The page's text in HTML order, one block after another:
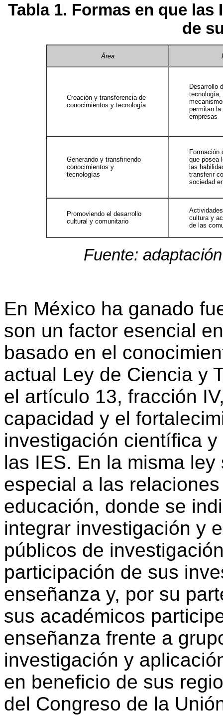
Tabla 1. Formas en que
de
Área
Creación y transferencia de
conocimientos y tecnología
Desarrollo
tecnología,
permitan
empresas
Generando y transfiriendo
conocimientos y
tecnologías
Formación
que posea
las
transferir
sociedad
Promoviendo el desarrollo
cultural y comunitario
cultura y
de las
Fuente:
En México ha ganado
son un factor esencial
basado en el
actual Ley de Ciencia y
el artículo 13, fracción
capacidad y el
investigación científica
las IES. En la misma
especial a las
educación, donde se
integrar investigación y
públicos de
participación de sus
enseñanza y, por su
sus académicos
enseñanza frente a
investigación y
en beneficio de sus
del Congreso de la